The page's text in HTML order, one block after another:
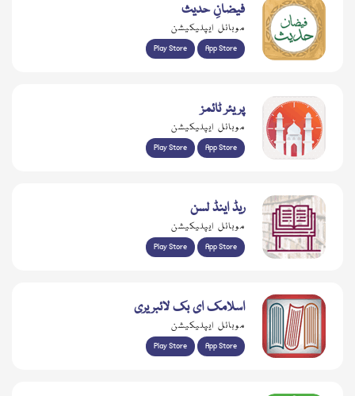
فیضانِ حدیث
موبائل ایپلیکیشن
Play Store App Store
پریئر ٹائمز
موبائل ایپلیکیشن
Play Store App Store
ریڈ اینڈ لسن
موبائل ایپلیکیشن
Play Store App Store
اسلامک ای بک لائبریری
موبائل ایپلیکیشن
Play Store App Store